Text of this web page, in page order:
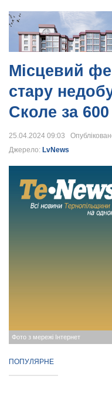
Місцевий
стару
Сколе за
25.04.2024 09:03
Джерело: LvNews
Фото з мережі Інтернет
ПОПУЛЯРНЕ